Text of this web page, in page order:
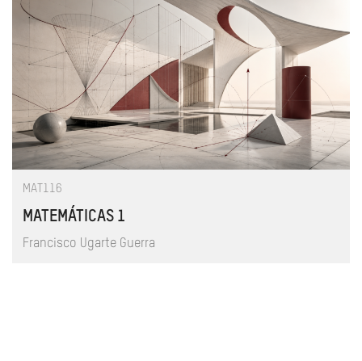
MAT116
MATEMÁTICAS 1
Francisco Ugarte Guerra